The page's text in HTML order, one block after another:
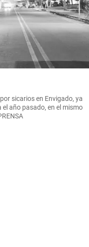
sicarios en Envigado, ya
año pasado, en el mismo